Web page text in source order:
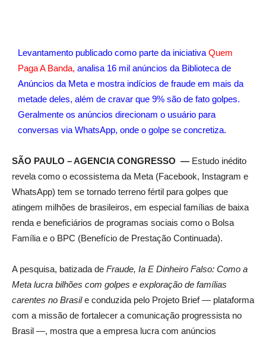
Levantamento publicado como parte da iniciativa Quem
Paga A Banda, analisa 16 mil anúncios da Biblioteca de
Anúncios da Meta e mostra indícios de fraude em mais da
metade deles, além de cravar que 9% são de fato golpes.
Geralmente os anúncios direcionam o usuário para
conversas via WhatsApp, onde o golpe se concretiza.
SÃO PAULO – AGENCIA CONGRESSO — Estudo inédito
revela como o ecossistema da Meta (Facebook, Instagram e
WhatsApp) tem se tornado terreno fértil para golpes que
atingem milhões de brasileiros, em especial famílias de baixa
renda e beneficiários de programas sociais como o Bolsa
Família e o BPC (Benefício de Prestação Continuada).
A pesquisa, batizada de Fraude, Ia E Dinheiro Falso: Como a
Meta lucra bilhões com golpes e exploração de famílias
carentes no Brasile conduzida pelo Projeto Brief — plataforma
com a missão de fortalecer a comunicação progressista no
Brasil —, mostra que a empresa lucra com anúncios